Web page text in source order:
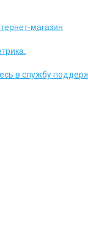
магазин
в службу